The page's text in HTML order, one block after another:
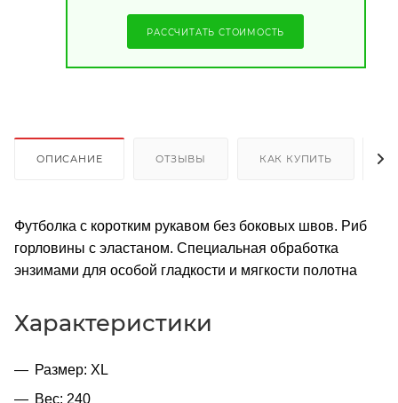
РАССЧИТАТЬ СТОИМОСТЬ
ОПИСАНИЕ ОТЗЫВЫ КАК КУПИТЬ
Футболка с коротким рукавом без боковых швов. Риб
горловины с эластаном. Специальная обработка
энзимами для особой гладкости и мягкости полотна
Характеристики
Размер: XL
Вес: 240